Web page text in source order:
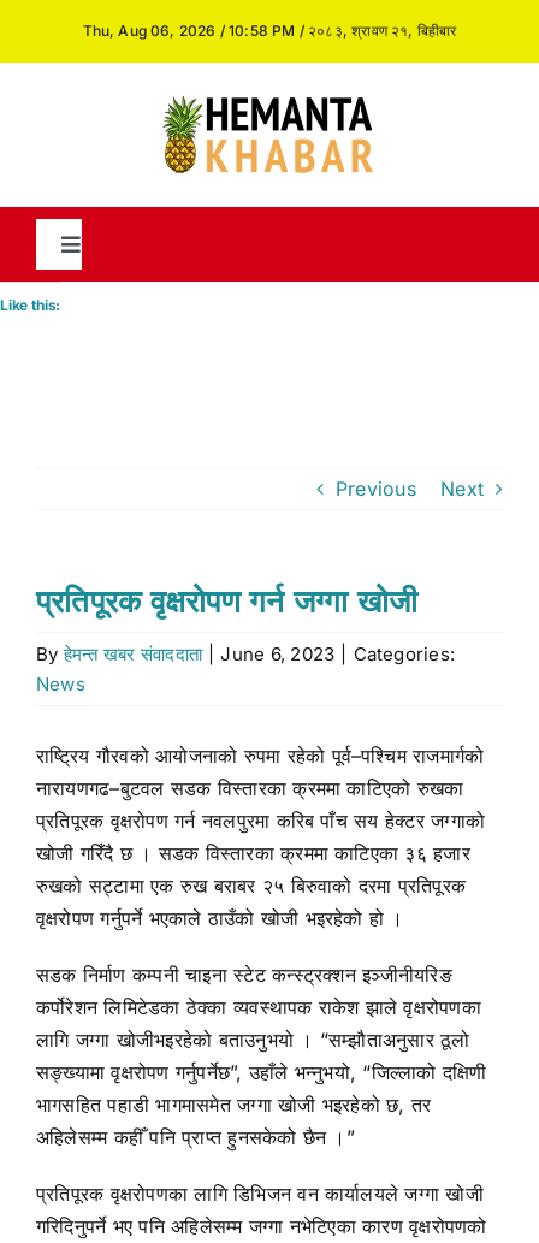
Thu, Aug 06, 2026 / 10:58 PM / २०८३, श्रावण २१, बिहीबार
Toggle
Navigation
Stock market
Don’t Miss
for:
Like this:
Previous Next
प्रतिपूरक वृक्षरोपण गर्न जग्गा खोजी
Byहेमन्त खबर संवाददाता June 6, 2023
Categories:
News
राष्ट्रिय गौरवको आयोजनाको रुपमा रहेको पूर्व–पश्चिम राजमार्गको
नारायणगढ–बुटवल सडक विस्तारका क्रममा काटिएको रुखका
प्रतिपूरक वृक्षरोपण गर्न नवलपुरमा करिब पाँच सय हेक्टर जग्गाको
खोजी गरिँदै छ । सडक विस्तारका क्रममा काटिएका ३६ हजार
रुखको सट्टामा एक रुख बराबर २५ बिरुवाको दरमा प्रतिपूरक
वृक्षरोपण गर्नुपर्ने भएकाले ठाउँको खोजी भइरहेको हो ।
सडक निर्माण कम्पनी चाइना स्टेट कन्स्ट्रक्शन इञ्जीनीयरिङ
कर्पोरेशन लिमिटेडका ठेक्का व्यवस्थापक राकेश झाले वृक्षरोपणका
लागि जग्गा खोजीभइरहेको बताउनुभयो । “सम्झौताअनुसार ठूलो
सङ्ख्यामा वृक्षरोपण गर्नुपर्नेछ”, उहाँले भन्नुभयो, “जिल्लाको दक्षिणी
भागसहित पहाडी भागमासमेत जग्गा खोजी भइरहेको छ, तर
अहिलेसम्म कहीँ पनि प्राप्त हुनसकेको छैन ।”
प्रतिपूरक वृक्षरोपणका लागि डिभिजन वन कार्यालयले जग्गा खोजी
गरिदिनुपर्ने भए पनि अहिलेसम्म जग्गा नभेटिएका कारण वृक्षरोपणको